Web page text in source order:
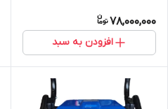
78,000,000
افزودن به سبد